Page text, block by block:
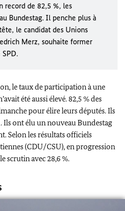
record de 82,5 %, les
Bundestag. Il penche plus à
le candidat des Unions
Merz, souhaite former
le taux de participation à une
été aussi élevé. 82,5 % des
pour élire leurs députés. Ils
Ils ont élu un nouveau Bundestag
Selon les résultats officiels
(CDU/CSU), en progression
scrutin avec 28,6 %.